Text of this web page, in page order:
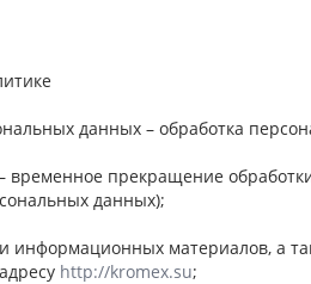
данных – обработка
прекращение
данных);
и информационных материалов,
http://kromex.su;